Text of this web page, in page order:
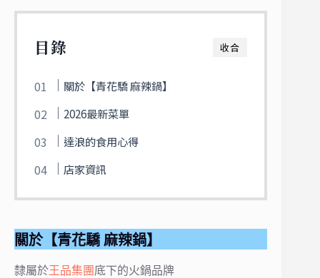
收合
目錄
關於【青花驕 麻辣鍋】
2026最新菜單
達浪的食用心得
店家資訊
關於【青花驕 麻辣鍋】
隸屬於王品集團 底下的火鍋品牌